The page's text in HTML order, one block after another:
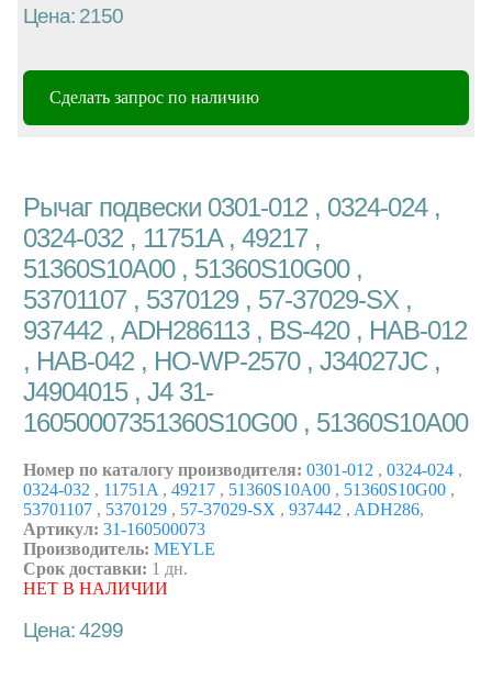
Цена: 2150
Сделать запрос по наличию
Рычаг подвески 0301-012 , 0324-024 ,
0324-032 , 11751A , 49217 ,
51360S10A00 , 51360S10G00 ,
53701107 , 5370129 , 57-37029-SX ,
937442 , ADH286113 , BS-420 , HAB-012
, HAB-042 , HO-WP-2570 , J34027JC ,
J4904015 , J4 31-
16050007351360S10G00 , 51360S10A00
Номер по каталогу производителя: 0301-012 , 0324-024 ,
0324-032 , 11751A , 49217 , 51360S10A00 , 51360S10G00 ,
53701107 , 5370129 , 57-37029-SX , 937442 , ADH286,
Артикул: 31-160500073
Производитель: MEYLE
Срок доставки: 1 дн.
НЕТ В НАЛИЧИИ
Цена: 4299